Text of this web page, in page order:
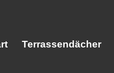
Terrassendächer